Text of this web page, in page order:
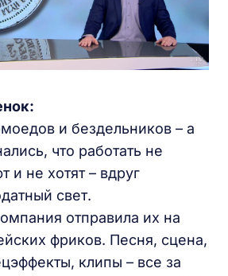
и бездельников – а
что работать не
и не хотят – вдруг
свет.
отправила их на
фриков. Песня, сцена,
клипы – все за